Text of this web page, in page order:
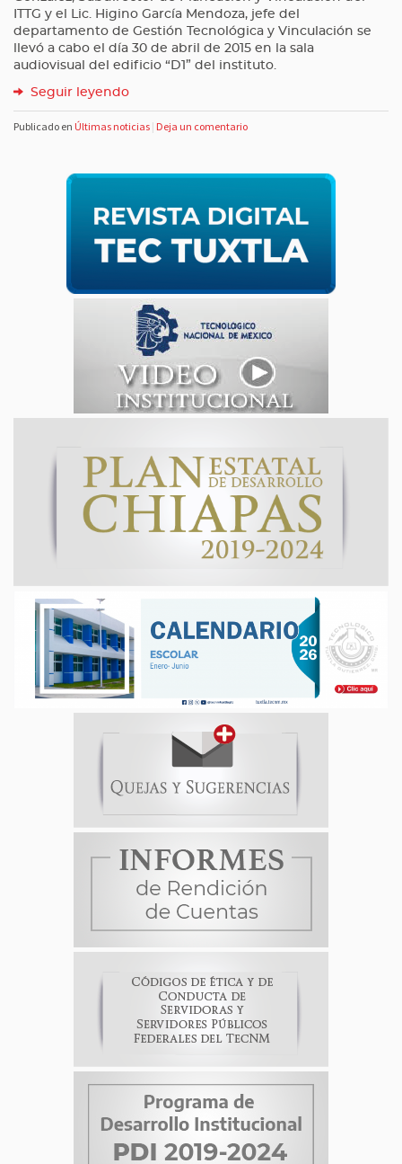
ITTG y el Lic. Higino García Mendoza, jefe del
departamento de Gestión Tecnológica y Vinculación se
llevó a cabo el día 30 de abril de 2015 en la sala
audiovisual del edificio “D1” del instituto.
Seguir leyendo
Publicado en Últimas noticias | Deja un comentario